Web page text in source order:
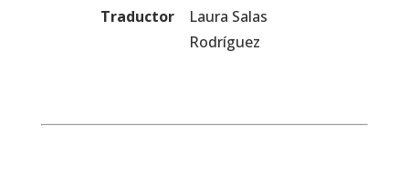
Traductor
Laura Salas
Rodríguez